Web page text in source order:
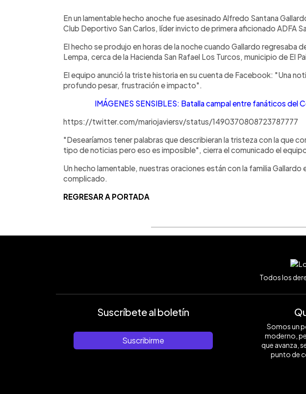
Escuchar artículo
En un lamentable hecho anoche fue asesinado Alfredo Santana
Club Deportivo San Carlos, líder invicto de primera aficionado ADFA
El hecho se produjo en horas de la noche cuando Gallardo regresaba
Lempa, cerca de la Hacienda San Rafael Los Turcos, municipio de El
El equipo anunció la triste historia en su cuenta de Facebook: "Una
profundo pesar, frustración e impacto".
IMÁGENES SENSIBLES: Batalla campal entre fanáticos del
https://twitter.com/mariojaviersv/status/1490370808723787777
"Desearíamos tener palabras que describieran la tristeza con la que
tipo de noticias pero eso es imposible", cierra el comunicado el
Un hecho lamentable, nuestras oraciones están con la familia
complicado.
REGRESAR A PORTADA
Todos los
Suscríbete al boletín
Suscribirme
Somos un
moderno,
que avanza,
punto de